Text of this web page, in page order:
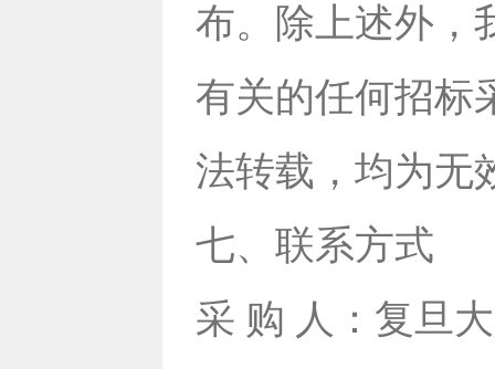
布。除上述外，
有关的任何招标
法转载，均为无
七、联系方式
采 购 人：复旦